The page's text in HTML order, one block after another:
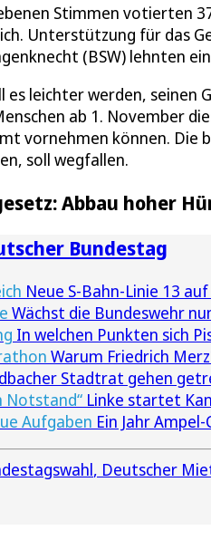
Stimmen votierten
Unterstützung für das
(BSW) lehnten
es leichter werden,
ab 1. November
vornehmen können. Die
soll wegfallen.
Abbau hoher
Bundestag
Neue S-Bahn-Linie 13
Wächst die Bundeswehr
In welchen Punkten sich
Warum Friedrich
Stadtrat gehen
Notstand“ Linke startet
Aufgaben Ein Jahr
Deutscher